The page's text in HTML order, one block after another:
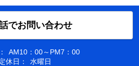
でお問い合わせ
AM10：00～PM7：00
休日：
水曜日